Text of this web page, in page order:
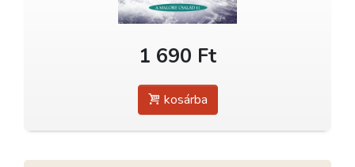
1 690 Ft
kosárba